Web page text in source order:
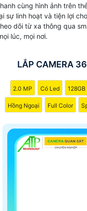
cùng hình ảnh trên
sự linh hoạt và tiện lợi
dõi từ xa thông qua
lúc, mọi nơi.
LẮP CAMERA
2.0 MP Có Led 128GB
Hồng Ngoại Full Color